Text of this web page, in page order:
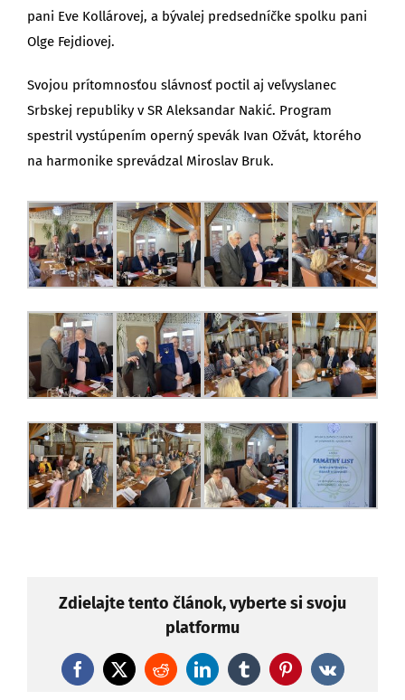
pani Eve Kollárovej, a bývalej predsedníčke spolku pani
Olge Fejdiovej.
Svojou prítomnosťou slávnosť poctil aj veľvyslanec
Srbskej republiky v SR Aleksandar Nakić. Program
spestril vystúpením operný spevák Ivan Ožvát, ktorého
na harmonike sprevádzal Miroslav Bruk.
Zdielajte tento článok, vyberte si svoju
platformu
Facebook
X RedditLinkedInTumblrPinterest
Vk